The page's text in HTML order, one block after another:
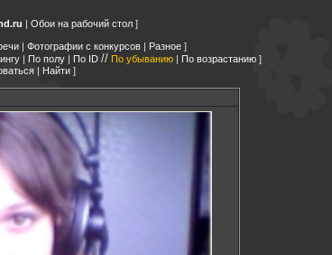
| Обои на рабочий стол
| Фотографии с конкурсов| Разное
| По полу | По ID // По убыванию | По возрастанию
| Найти